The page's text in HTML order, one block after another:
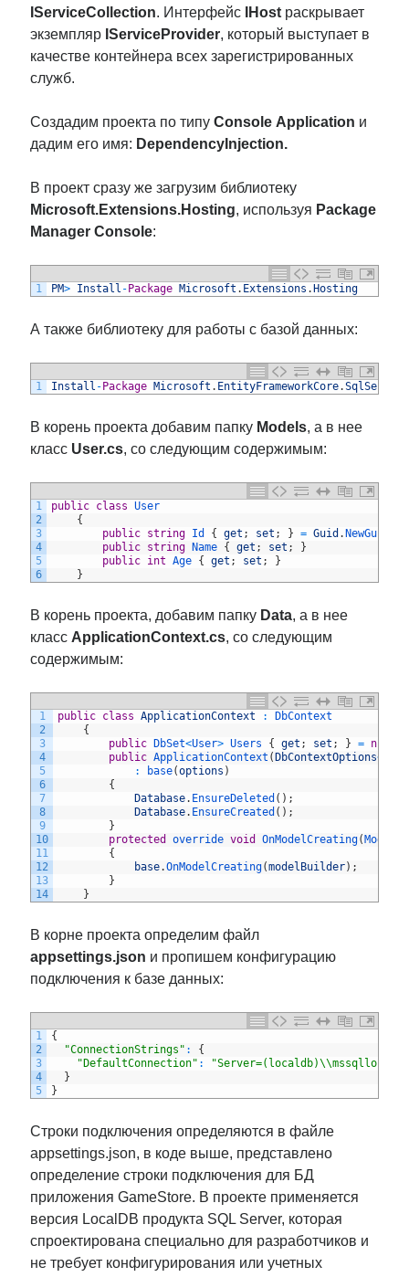
IServiceCollection. Интерфейс IHost раскрывает
экземпляр IServiceProvider, который выступает в
качестве контейнера всех зарегистрированных
служб.
Создадим проекта по типуConsole Application и
дадим его имя: DependencyInjection.
В проект сразу же загрузим библиотеку
Microsoft.Extensions.Hosting, используя Package
Manager Console:
1 PM> Install - Package Microsoft . Extensions . Hosting
А также библиотеку для работы с базой данных:
1 Install - Package Microsoft . EntityFrameworkCore.SqlServer
В корень проекта добавим папку Models, а в нее
класс User.cs, со следующим содержимым:
1
2
3
4
5
6
public class User
{
public string Id { get ; set ; } = Guid . NewGuid
public string Name { get ; set ;
}
public int Age { get ; set ;
}
}
В корень проекта, добавим папку Data, а в нее
класс ApplicationContext.cs, со следующим
содержимым:
1
2
3
4
5
6
7
8
9
10
11
12
13
14
public class ApplicationContext :
DbContext
{
public
DbSet<User> Users { get ; set ; } = null
public ApplicationContext ( DbContextOptions<
:
base(options )
{
Database. EnsureDeleted ( ) ;
Database. EnsureCreated ( ) ;
}
protected
override void OnModelCreating(
{
base.OnModelCreating(modelBuilder) ;
}
}
В корне проекта определим файл
appsettings.json и пропишем конфигурацию
подключения к базе данных:
1
2
3
4
5
{
"ConnectionStrings" :
{
"DefaultConnection" :
}
}
Строки подключения определяются в файле
appsettings.json, в коде выше, представлено
определение строки подключения для БД
приложения GameStore. В проекте применяется
версия LocalDB продукта SQL Server, которая
спроектирована специально для разработчиков и
не требует конфигурирования или учетных